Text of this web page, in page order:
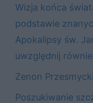
Wizja końca
podstawie
Apokalipsy św.
uwzględnij
Zenon
Poszukiwanie